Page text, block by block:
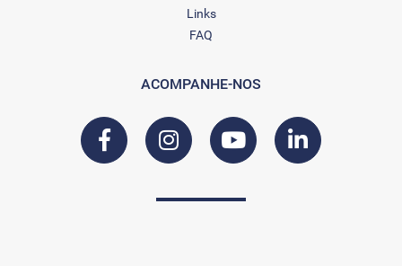
Links
FAQ
ACOMPANHE-NOS